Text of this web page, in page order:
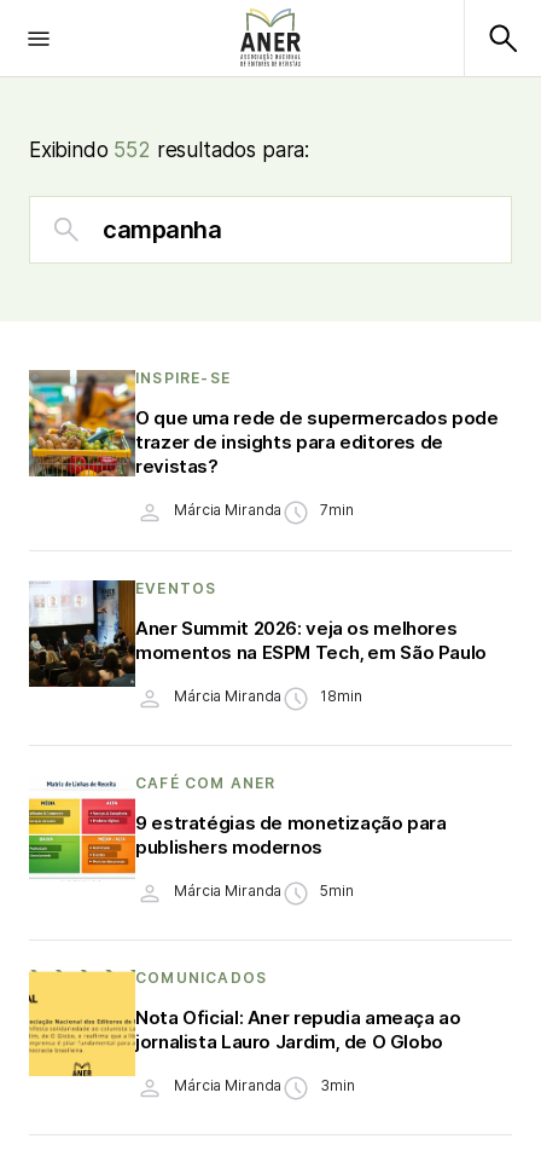
Exibindo 552 resultados para:
INSPIRE-SE
O que uma rede de supermercados pode
trazer de insights para editores de
revistas?
Márcia Miranda 7min
EVENTOS
Aner Summit 2026: veja os melhores
momentos na ESPM Tech, em São Paulo
Márcia Miranda 18min
CAFÉ COM ANER
9 estratégias de monetização para
publishers modernos
Márcia Miranda 5min
COMUNICADOS
Nota Oficial: Aner repudia ameaça ao
jornalista Lauro Jardim, de O Globo
Márcia Miranda 3min